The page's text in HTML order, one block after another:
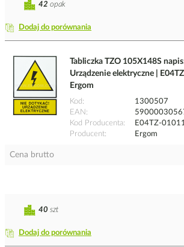
Dodaj do porównania
42 opak
Tabliczka TZO 105X148S
Urządzenie elektryczne |
Ergom
Kod
1300507
EAN
Kod Producenta
E04TZ-
Producent
Ergom
Cena brutto
Dodaj do porównania
40 szt